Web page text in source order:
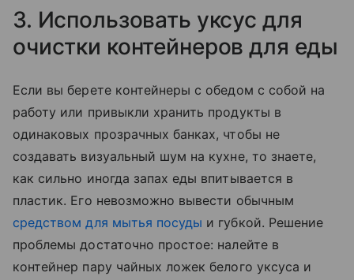
3. Использовать уксус для
очистки контейнеров для еды
Если вы берете контейнеры с обедом с собой на
работу или привыкли хранить продукты в
одинаковых прозрачных банках, чтобы не
создавать визуальный шум на кухне, то знаете,
как сильно иногда запах еды впитывается в
пластик. Его невозможно вывести обычным
средством для мытья посуды и губкой. Решение
проблемы достаточно простое: налейте в
контейнер пару чайных ложек белого уксуса и